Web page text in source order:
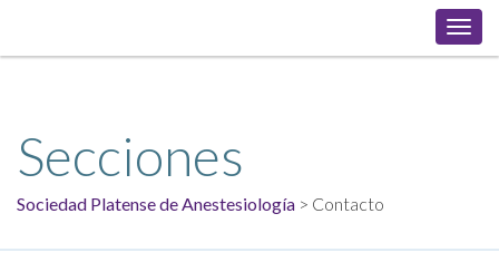
Secciones
Sociedad Platense de Anestesiología > Contacto